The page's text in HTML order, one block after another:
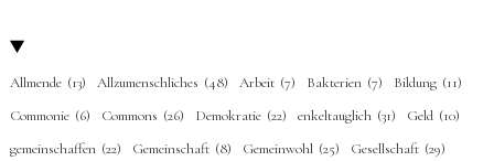
Allmende (13) Allzumenschliches (48) Arbeit (7) Bakterien (7) Bildung (11)
Commonie (6) Commons (26) Demokratie (22) enkeltauglich (31) Geld (10)
gemeinschaffen (22) Gemeinschaft (8) Gemeinwohl (25) Gesellschaft (29)